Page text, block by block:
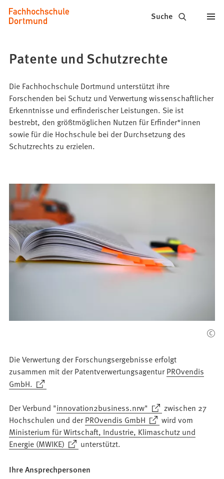
Inhalt anspringen
Fachhochschule
Dortmund
Studium,
Studiengänge,
Bewerbung
Suche
Patente und Schutzrechte
Die Fachhochschule Dortmund unterstützt ihre
Forschenden bei Schutz und Verwertung wissenschaftlicher
Erkenntnisse und erfinderischer Leistungen. Sie ist
bestrebt, den größtmöglichen Nutzen für Erfinder*innen
sowie für die Hochschule bei der Durchsetzung des
Schutzrechts zu erzielen.
Die Verwertung der Forschungsergebnisse erfolgt
zusammen mit der PatentverwertungsagenturPROvendis
GmbH.
(Öffnet
einem
neuen
Tab)
Der Verbund "innovation2business.nrw"
(Öffnet
in
einem
neuen
zwischen 27
Hochschulen und derPROvendis GmbH
(Öffnet
in
einem
Tab)
wird vom
Ministerium für Wirtschaft, Industrie, Klimaschutz und
Energie (MWIKE)
(Öffnet
einem
unterstützt.
Ihre Ansprechpersonen